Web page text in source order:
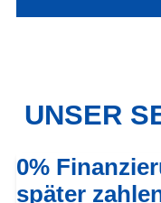
UNSER
0%
später